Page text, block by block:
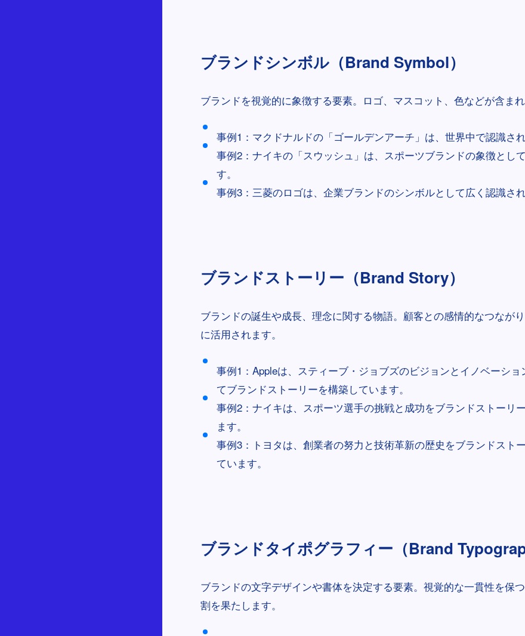
ブランドシンボル（Brand Symbol）
ブランドを視覚的に象徴する要素。ロゴ、マスコット、色などが含まれ
事例1：マクドナルドの「ゴールデンアーチ」は、世界中で認識され
事例2：ナイキの「スウッシュ」は、スポーツブランドの象徴とし
す。
事例3：三菱のロゴは、企業ブランドのシンボルとして広く認識され
ブランドストーリー（Brand Story）
ブランドの誕生や成長、理念に関する物語。顧客との感情的なつなが
に活用されます。
事例1：Appleは、スティーブ・ジョブズのビジョンとイノベーショ
てブランドストーリーを構築しています。
事例2：ナイキは、スポーツ選手の挑戦と成功をブランドストーリ
ます。
事例3：トヨタは、創業者の努力と技術革新の歴史をブランドスト
ています。
ブランドタイポグラフィー（Brand
ブランドの文字デザインや書体を決定する要素。視覚的な一貫性を保
割を果たします。